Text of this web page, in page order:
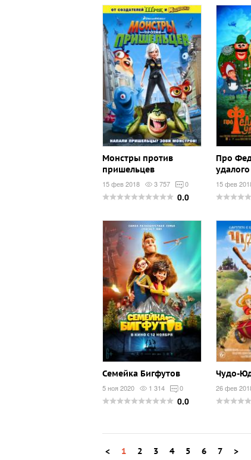
Монстры против
пришельцев
15 фев 2018 3 757 0
0.0
Про
15 фев
Семейка Бигфутов
5 ноя 2020 1 314 0
0.0
Чудо-
26 фев
< 1 2 3 4 5 6 7 >